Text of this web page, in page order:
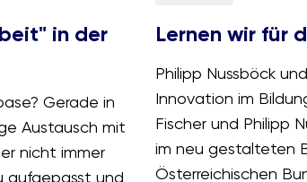
in der
Gerade in
Austausch mit
nicht immer
aufgepasst und
Lernen wir für
Philipp Nussböck
Innovation im
Fischer und Philipp
im neu gestalteten
Österreichischen